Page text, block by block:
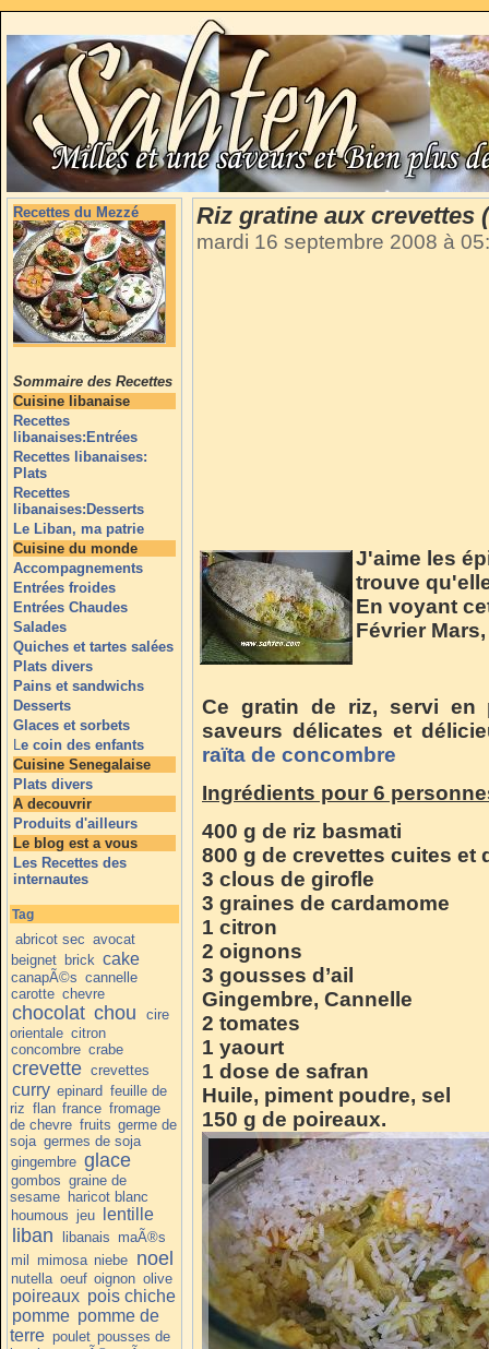
Recettes du Mezzé
Sommaire des Recettes
Cuisine libanaise
Recettes
libanaises:Entrées
Recettes libanaises:
Plats
Recettes
libanaises:Desserts
Le Liban, ma patrie
Cuisine du monde
Accompagnements
Entrées froides
Entrées Chaudes
Salades
Quiches et tartes salées
Plats divers
Pains et sandwichs
Desserts
Glaces et sorbets
Le coin des enfants
Cuisine Senegalaise
Plats divers
A decouvrir
Produits d'ailleurs
Le blog est a vous
Les Recettes des
internautes
Tag
abricot sec avocat
beignet brick cake
canapÃ©s cannelle
carotte chevre
chocolat chou
cire
orientale citron
concombre crabe
crevette crevettes
curry epinard feuille de
riz flan france fromage
de chevre fruits germe de
soja germes de soja
gingembre glace
gombos graine de
sesame haricot blanc
houmous jeu lentille
liban libanais maÃ®s
mil mimosa niebe noel
nutella oeuf oignon olive
poireaux pois chiche
pomme pomme de
terre poulet pousses de
Riz gratine aux crevettes
mardi 16 septembre 2008 à
J'aime les
trouve
En voyant
Février
Ce gratin de riz, servi en
saveurs délicates et
raïta de concombre
Ingrédients pour 6
400 g de riz basmati
800 g de crevettes cuites et
3 clous de girofle
3 graines de cardamome
1 citron
2 oignons
3 gousses d’ail
Gingembre, Cannelle
2 tomates
1 yaourt
1 dose de safran
Huile, piment poudre, sel
150 g de poireaux.